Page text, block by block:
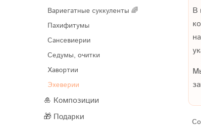
Вариегатные суккуленты 🌈
Пахифитумы
Сансевиерии
Седумы, очитки
Хавортии
Эхеверии
🎍 Композиции
🎁 Подарки
В